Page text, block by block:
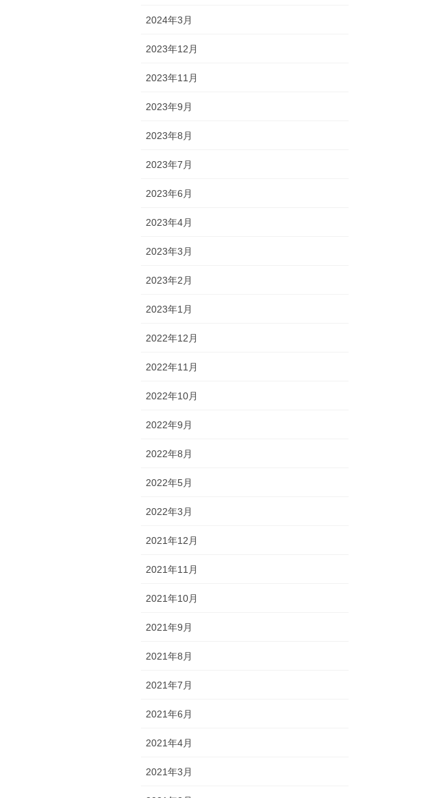
2024年3月
2023年12月
2023年11月
2023年9月
2023年8月
2023年7月
2023年6月
2023年4月
2023年3月
2023年2月
2023年1月
2022年12月
2022年11月
2022年10月
2022年9月
2022年8月
2022年5月
2022年3月
2021年12月
2021年11月
2021年10月
2021年9月
2021年8月
2021年7月
2021年6月
2021年4月
2021年3月